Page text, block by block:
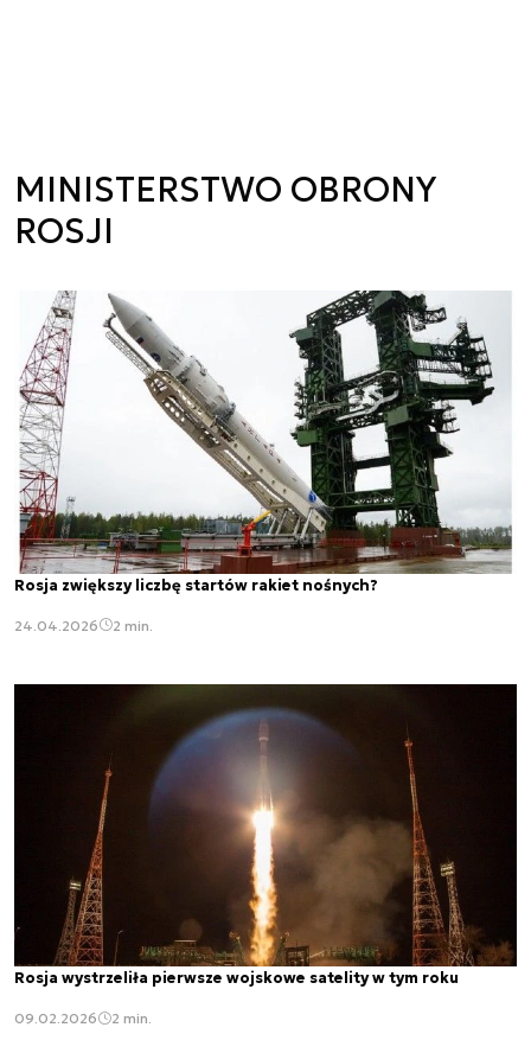
MINISTERSTWO OBRONY
ROSJI
Rosja zwiększy liczbę startów rakiet nośnych?
24.04.2026 2 min.
Rosja wystrzeliła pierwsze wojskowe satelity w tym roku
09.02.2026 2 min.